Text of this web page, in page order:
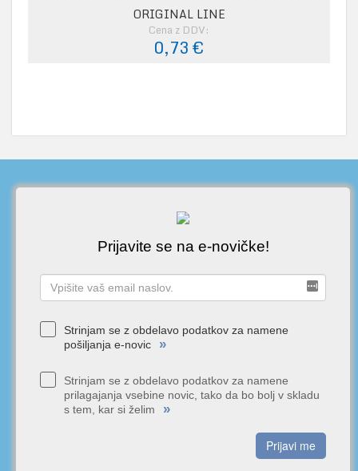
ORIGINAL LINE
Cena z DDV:
0,73 €
Prijavite se na e-novičke!
Strinjam se z obdelavo podatkov za namene
pošiljanja e-novic
»
Strinjam se z obdelavo podatkov za namene
prilagajanja vsebine novic, tako da bo bolj v skladu
s tem, kar si želim
»
Prijavi me